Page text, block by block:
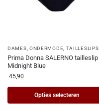
DAMES ONDERMODE TAILLESLIPS
Prima Donna SALERNO tailleslip
Midnight Blue
45,90
Opties selecteren